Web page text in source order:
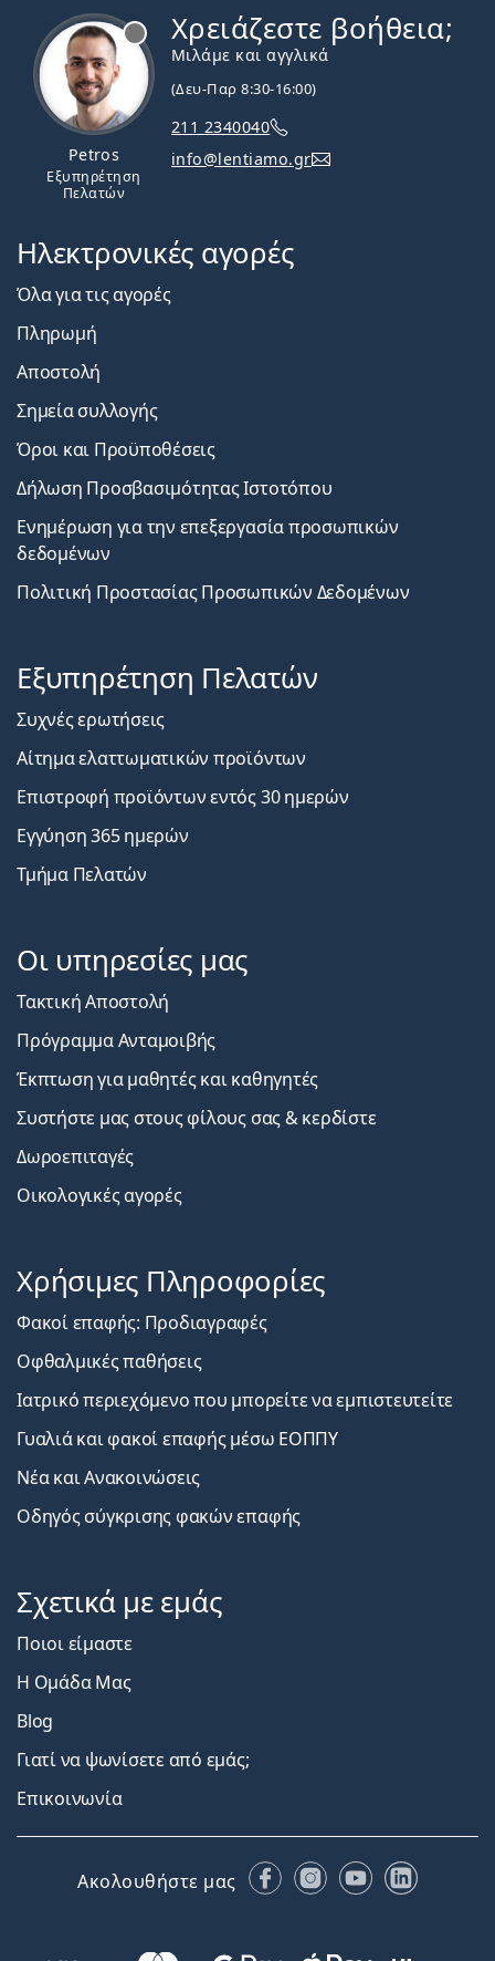
Petros
Εξυπηρέτηση
Πελατών
Χρειάζεστε βοήθεια;
Μιλάμε και αγγλικά
(Δευ-Παρ 8:30-16:00)
211 2340040
info@lentiamo.gr
Ηλεκτρονικές αγορές
Όλα για τις αγορές
Πληρωμή
Αποστολή
Σημεία συλλογής
Όροι και Προϋποθέσεις
Δήλωση Προσβασιμότητας Ιστοτόπου
Ενημέρωση για την επεξεργασία προσωπικών
δεδομένων
Πολιτική Προστασίας Προσωπικών Δεδομένων
Εξυπηρέτηση Πελατών
Συχνές ερωτήσεις
Αίτημα ελαττωματικών προϊόντων
Επιστροφή προϊόντων εντός 30 ημερών
Εγγύηση 365 ημερών
Τμήμα Πελατών
Οι υπηρεσίες μας
Τακτική Αποστολή
Πρόγραμμα Ανταμοιβής
Έκπτωση για μαθητές και καθηγητές
Συστήστε μας στους φίλους σας & κερδίστε
Δωροεπιταγές
Οικολογικές αγορές
Χρήσιμες Πληροφορίες
Φακοί επαφής: Προδιαγραφές
Οφθαλμικές παθήσεις
Ιατρικό περιεχόμενο που μπορείτε να εμπιστευτείτε
Γυαλιά και φακοί επαφής μέσω ΕΟΠΠΥ
Νέα και Ανακοινώσεις
Οδηγός σύγκρισης φακών επαφής
Σχετικά με εμάς
Ποιοι είμαστε
Η Ομάδα Μας
Blog
Γιατί να ψωνίσετε από εμάς;
Επικοινωνία
Ακολουθήστε μας FacebookInstagram
YouTubeLinkedIn